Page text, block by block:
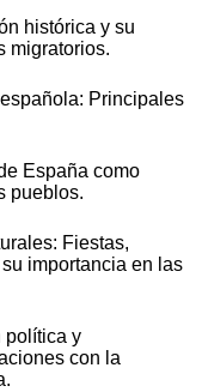
histórica y su
migratorios.
Principales
España como
pueblos.
Fiestas,
importancia en las
política y
con la